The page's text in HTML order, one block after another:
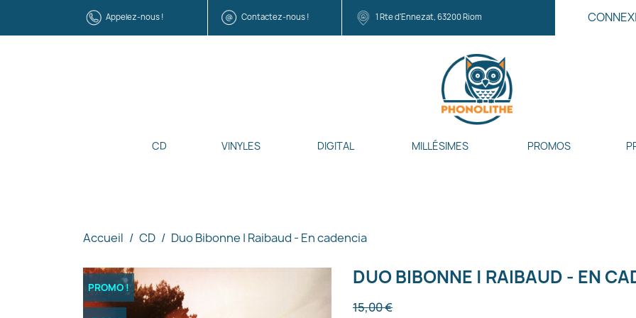
Appelez-nous ! Contactez-nous ! 1 Rte d'Ennezat, 63200 Riom
CD VINYLES DIGITAL MILLÉSIMES PROMOS
Accueil CD Duo Bibonne | Raibaud - En cadencia
PROMO ! DUO BIBONNE | RAIBAUD - EN
15,00 €